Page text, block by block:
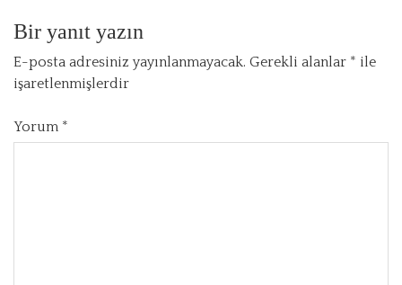
Bir yanıt yazın
E-posta adresiniz yayınlanmayacak. Gerekli alanlar * ile
işaretlenmişlerdir
Yorum *